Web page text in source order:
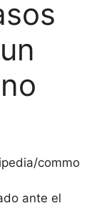
ante el